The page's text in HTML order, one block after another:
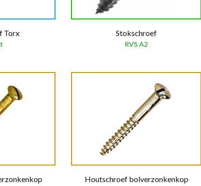
Torx Stokschroef
RVS A2
Houtschroef bolverzonkenkop